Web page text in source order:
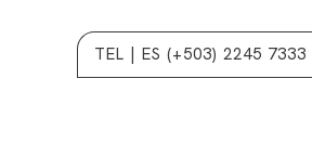
TEL | ES (+503) 2245 7333